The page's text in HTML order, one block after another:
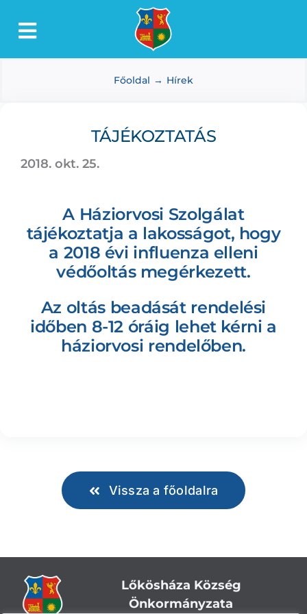
Toggle
Lőkösháza
Dokumentumtár
Média
Főoldal Hírek
TÁJÉKOZTATÁS
2018. okt. 25.
A Háziorvosi Szolgálat
tájékoztatja a lakosságot, hogy
a 2018 évi influenza elleni
védőoltás megérkezett.
Az oltás beadását rendelési
időben 8-12 óráig lehet kérni a
háziorvosi rendelőben.
Vissza a főoldalra
Lőkösháza Község
Önkormányzata